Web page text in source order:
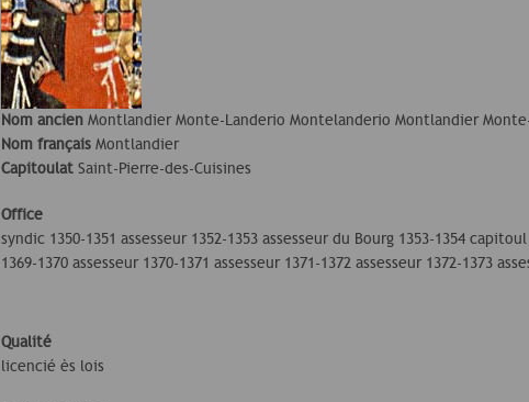
Nom ancienMontlandier Monte-Landerio Montelanderio Montlandier
Nom françaisMontlandier
CapitoulatSaint-Pierre-des-Cuisines
Office
syndic 1350-1351 assesseur 1352-1353 assesseur du Bourg 1353-1354
1369-1370 assesseur 1370-1371 assesseur 1371-1372 assesseur 1372-1373
Qualité
licencié ès lois